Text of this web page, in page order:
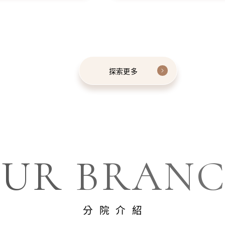
探索更多
分院介紹